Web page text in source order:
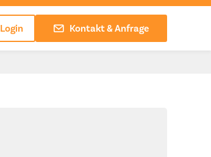
Login Kontakt & Anfrage